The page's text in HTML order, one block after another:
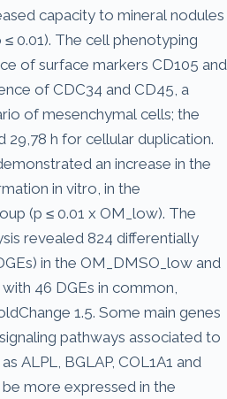
capacity to mineral nodules
0.01). The cell phenotyping
of surface markers CD105 and
of CDC34 and CD45, a
of mesenchymal cells; the
29,78 h for cellular duplication.
an increase in the
in vitro, in the
(p ≤ 0.01 x OM_low). The
revealed 824 differentially
in the OM_DMSO_low and
46 DGEs in common,
main genes
pathways associated to
ALPL, BGLAP, COL1A1 and
more expressed in the